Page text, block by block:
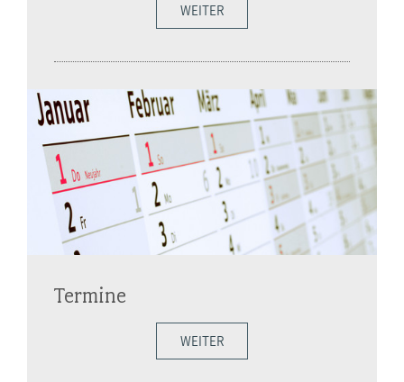
WEITER
Termine
WEITER